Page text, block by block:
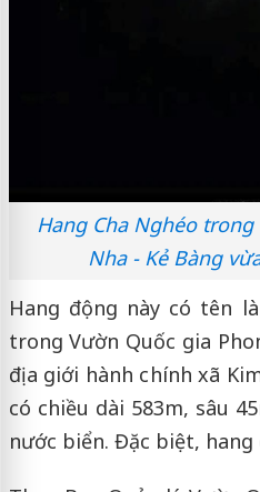
Hang Cha Nghéo
Nha - Kẻ Bàng
Hang động này có tên
trong Vườn Quốc gia
địa giới hành chính xã
có chiều dài 583m, sâu
nước biển. Đặc biệt,